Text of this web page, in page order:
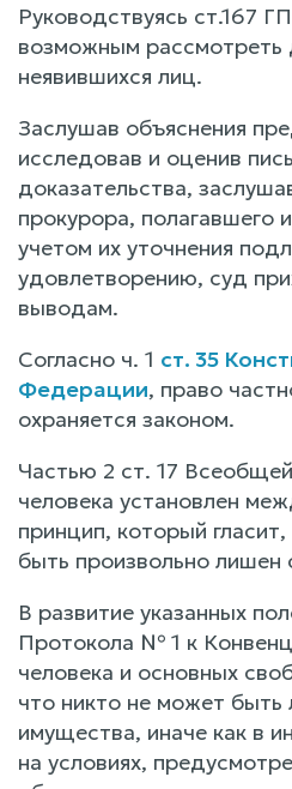
Руководствуясь ст.167
возможным рассмотреть
неявившихся лиц.
Заслушав объяснения
исследовав и оценив
доказательства,
прокурора, полагавшего
учетом их уточнения
удовлетворению, суд
выводам.
Согласно ч. 1 ст. 35
Федерации, право
охраняется законом.
Частью 2 ст. 17
человека установлен
принцип, который
быть произвольно лишен
В развитие указанных
Протокола № 1 к
человека и основных
что никто не может быть
имущества, иначе как в
на условиях,